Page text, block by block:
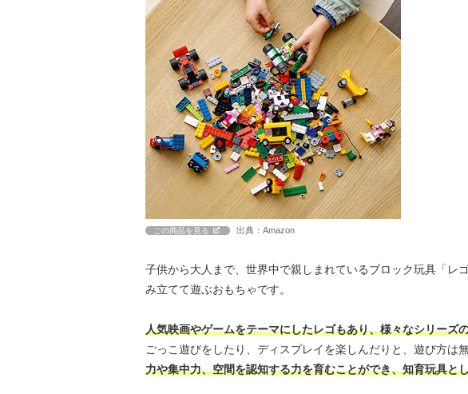
この商品を見る 出典：Amazon
子供から大人まで、世界中で親しまれているブロック玩具「レ
み立てて遊ぶおもちゃです。
人気映画やゲームをテーマにしたレゴもあり、様々なシリーズ
ごっこ遊びをしたり、ディスプレイを楽しんだりと、遊び方は
力や集中力、空間を認知する力を育むことができ、知育玩具と